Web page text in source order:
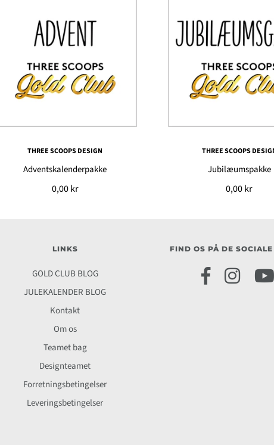
THREE SCOOPS DESIGN
Adventskalenderpakke
0,00 kr
THREE SCOOPS
Jubilæumspakke
0,00 kr
LINKS
GOLD CLUB BLOG
JULEKALENDER BLOG
Kontakt
Om os
Teamet bag
Designteamet
Forretningsbetingelser
Leveringsbetingelser
FIND OS PÅ DE